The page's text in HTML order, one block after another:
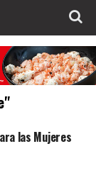
las Mujeres